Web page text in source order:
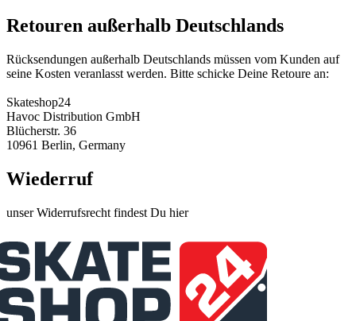
Retouren außerhalb Deutschlands
Rücksendungen außerhalb Deutschlands müssen vom Kunden auf
seine Kosten veranlasst werden. Bitte schicke Deine Retoure an:
Skateshop24
Havoc Distribution GmbH
Blücherstr. 36
10961 Berlin, Germany
Wiederruf
unser Widerrufsrecht findest Du hier